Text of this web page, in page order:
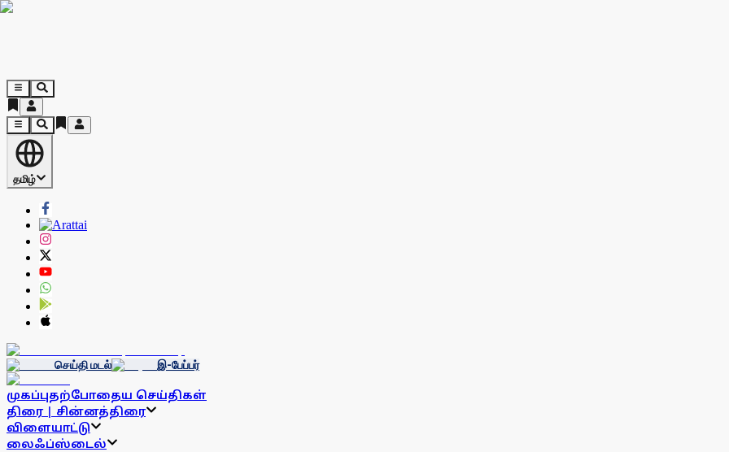
தமிழ்
செய்தி மடல் இ-பேப்பர்
முகப்புதற்போதைய செய்திகள்
திரை | சின்னத்திரை
விளையாட்டு
லைஃப்ஸ்டைல்